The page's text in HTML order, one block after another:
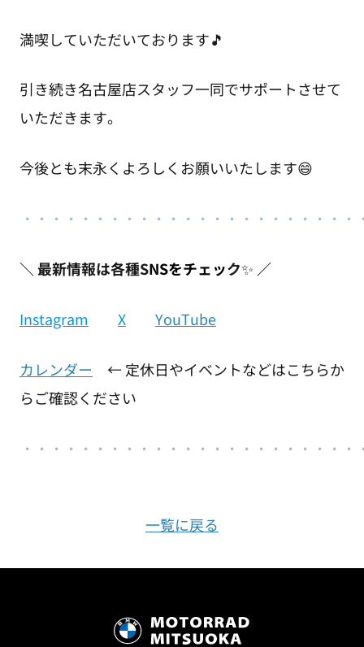
満喫していただいております🎵
引き続き名古屋店スタッフ一同でサポートさせて
いただきます。
今後とも末永くよろしくお願いいたします😄
・ ・・・・・・・・・・・・・・・・・・・ ・ ・
＼ 最新情報は各種SNSをチェック✨ ／
Instagram X YouTube
カレンダー ← 定休日やイベントなどはこちらか
らご確認ください
・ ・・・・・・・・・・・・・・・・・・・ ・ ・
一覧に戻る